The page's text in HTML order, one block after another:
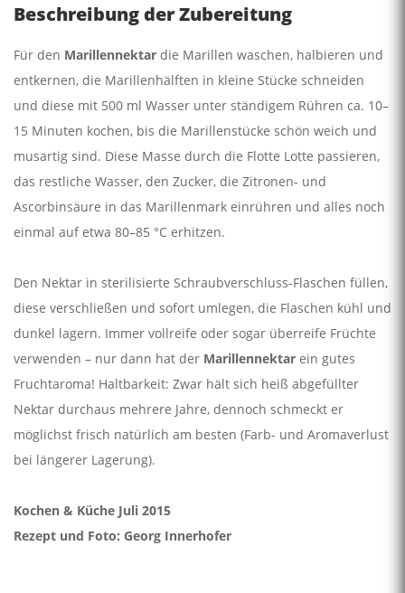
Beschreibung der Zubereitung
Für den Marillennektar die Marillen waschen, halbieren und
entkernen, die Marillenhälften in kleine Stücke schneiden
und diese mit 500 ml Wasser unter ständigem Rühren ca. 10–
15 Minuten kochen, bis die Marillenstücke schön weich und
musartig sind. Diese Masse durch die Flotte Lotte passieren,
das restliche Wasser, den Zucker, die Zitronen- und
Ascorbinsäure in das Marillenmark einrühren und alles noch
einmal auf etwa 80–85 °C erhitzen.
Den Nektar in sterilisierte Schraubverschluss-Flaschen füllen,
diese verschließen und sofort umlegen, die Flaschen kühl und
dunkel lagern. Immer vollreife oder sogar überreife Früchte
verwenden – nur dann hat der Marillennektar ein gutes
Fruchtaroma! Haltbarkeit: Zwar hält sich heiß abgefüllter
Nektar durchaus mehrere Jahre, dennoch schmeckt er
möglichst frisch natürlich am besten (Farb- und Aromaverlust
bei längerer Lagerung).
Kochen & Küche Juli 2015
Rezept und Foto: Georg Innerhofer